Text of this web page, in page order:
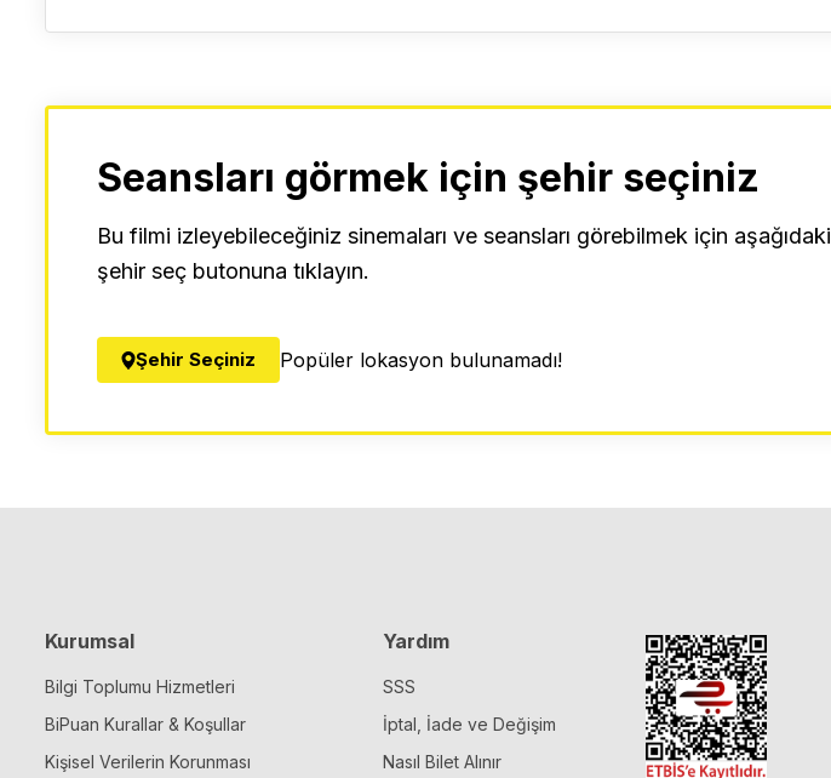
Seansları görmek için şehir seçiniz
Bu filmi izleyebileceğiniz sinemaları ve seansları görebilmek için aşağıdaki
şehir seç butonuna tıklayın.
Şehir Seçiniz Popüler lokasyon bulunamadı!
Kurumsal
Bilgi Toplumu Hizmetleri
BiPuan Kurallar & Koşullar
Kişisel Verilerin Korunması
Yardım
SSS
İptal, İade ve Değişim
Nasıl Bilet Alınır